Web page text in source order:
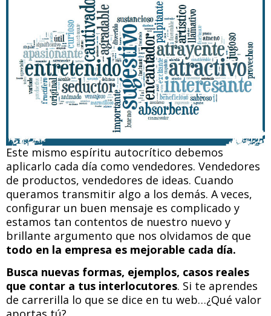
Este mismo espíritu autocrítico debemos
aplicarlo cada día como vendedores. Vendedores
de productos, vendedores de ideas. Cuando
queramos transmitir algo a los demás. A veces,
configurar un buen mensaje es complicado y
estamos tan contentos de nuestro nuevo y
brillante argumento que nos olvidamos de que
todo en la empresa es mejorable cada día.
Busca nuevas formas, ejemplos, casos reales
que contar a tus interlocutores. Si te aprendes
de carrerilla lo que se dice en tu web…¿Qué valor